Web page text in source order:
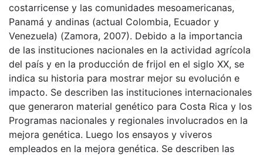
costarricense y las comunidades mesoamericanas,
Panamá y andinas (actual Colombia, Ecuador y
Venezuela) (Zamora, 2007). Debido a la importancia
de las instituciones nacionales en la actividad agrícola
del país y en la producción de frijol en el siglo XX, se
indica su historia para mostrar mejor su evolución e
impacto. Se describen las instituciones internacionales
que generaron material genético para Costa Rica y los
Programas nacionales y regionales involucrados en la
mejora genética. Luego los ensayos y viveros
empleados en la mejora genética. Se describen las